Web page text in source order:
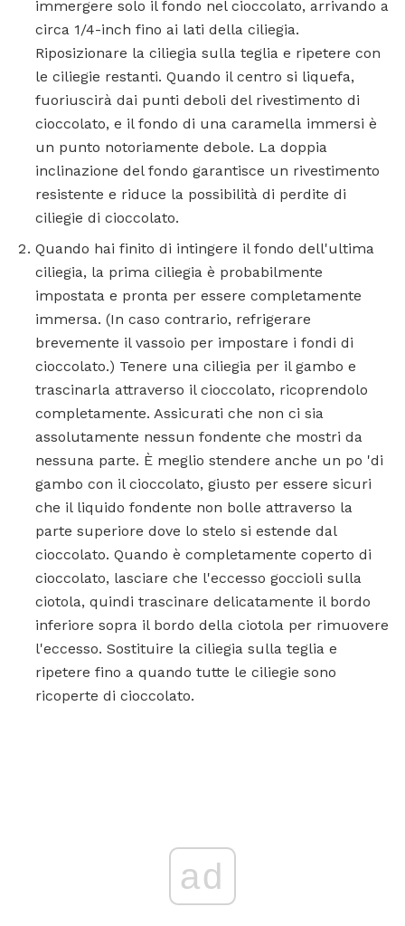
immergere solo il fondo nel cioccolato, arrivando a
circa 1/4-inch fino ai lati della ciliegia.
Riposizionare la ciliegia sulla teglia e ripetere con
le ciliegie restanti. Quando il centro si liquefa,
fuoriuscirà dai punti deboli del rivestimento di
cioccolato, e il fondo di una caramella immersi è
un punto notoriamente debole. La doppia
inclinazione del fondo garantisce un rivestimento
resistente e riduce la possibilità di perdite di
ciliegie di cioccolato.
Quando hai finito di intingere il fondo dell'ultima
ciliegia, la prima ciliegia è probabilmente
impostata e pronta per essere completamente
immersa. (In caso contrario, refrigerare
brevemente il vassoio per impostare i fondi di
cioccolato.) Tenere una ciliegia per il gambo e
trascinarla attraverso il cioccolato, ricoprendolo
completamente. Assicurati che non ci sia
assolutamente nessun fondente che mostri da
nessuna parte. È meglio stendere anche un po 'di
gambo con il cioccolato, giusto per essere sicuri
che il liquido fondente non bolle attraverso la
parte superiore dove lo stelo si estende dal
cioccolato. Quando è completamente coperto di
cioccolato, lasciare che l'eccesso goccioli sulla
ciotola, quindi trascinare delicatamente il bordo
inferiore sopra il bordo della ciotola per rimuovere
l'eccesso. Sostituire la ciliegia sulla teglia e
ripetere fino a quando tutte le ciliegie sono
ricoperte di cioccolato.
ad